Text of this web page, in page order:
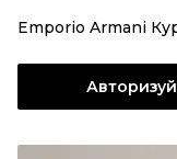
Emporio Armani